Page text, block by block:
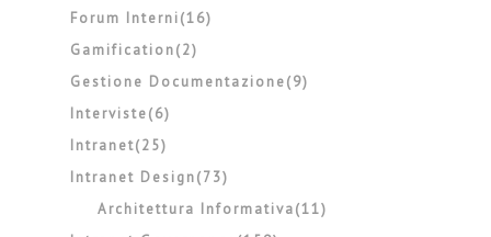
Forum Interni(16)
Gamification(2)
Gestione Documentazione(9)
Interviste(6)
Intranet(25)
Intranet Design(73)
Architettura Informativa(11)